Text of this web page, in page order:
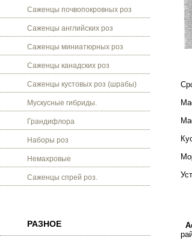
Саженцы почвопокровных роз
Саженцы английских роз
Саженцы миниатюрных роз
Саженцы канадских роз
Саженцы кустовых роз (шрабы)
Мускусные гибриды.
Грандифлора
Наборы роз
Немахровые
Саженцы спрей роз.
РАЗНОЕ